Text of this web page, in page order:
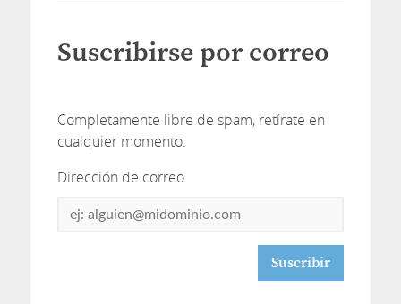
Suscribirse por correo
Completamente libre de spam, retírate en
cualquier momento.
Dirección de correo
Dirección